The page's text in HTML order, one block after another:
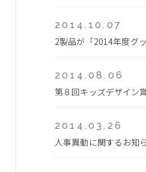
2014.10.07
2製品が「2014年度グ
2014.08.06
第８回キッズデザイン
2014.03.26
人事異動に関するお知